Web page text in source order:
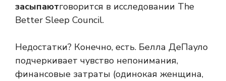
засыпаютговорится в исследовании The
Better Sleep Council.
Недостатки? Конечно, есть. Белла ДеПауло
подчеркивает чувство непонимания,
финансовые затраты (одинокая женщина,